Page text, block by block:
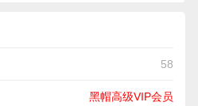
58
黑帽高级VIP会员